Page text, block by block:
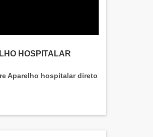
HOSPITALAR
Aparelho hospitalar direto